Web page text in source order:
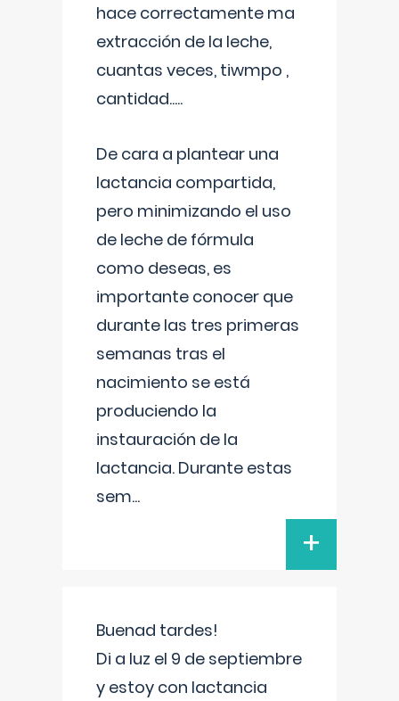
hace correctamente ma
extracción de la leche,
cuantas veces, tiwmpo ,
cantidad.....
De cara a plantear una
lactancia compartida,
pero minimizando el uso
de leche de fórmula
como deseas, es
importante conocer que
durante las tres primeras
semanas tras el
nacimiento se está
produciendo la
instauración de la
lactancia. Durante estas
sem...
+
Buenad tardes!
Di a luz el 9 de septiembre
y estoy con lactancia